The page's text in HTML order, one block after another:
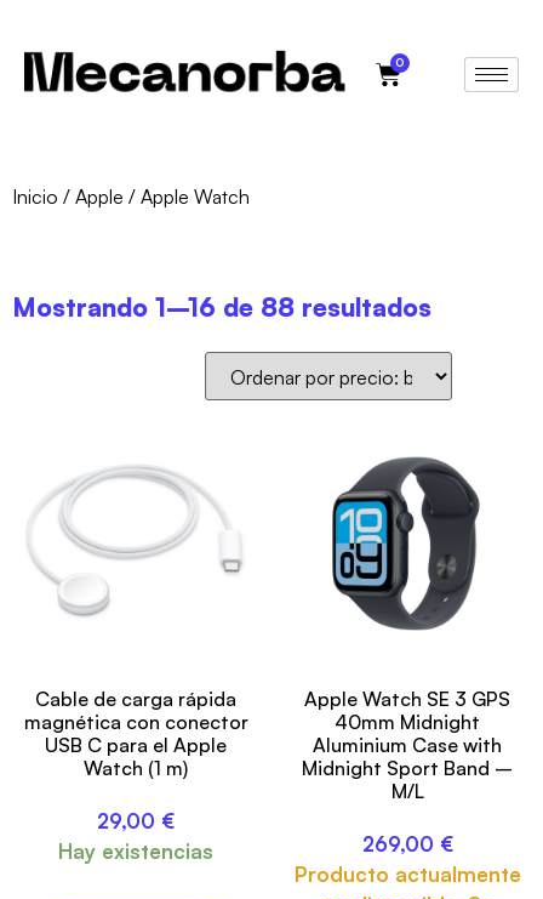
0
Inicio / Apple / Apple Watch
Mostrando 1–16 de 88 resultados
Cable de carga rápida
magnética con conector
USB C para el Apple
Watch (1 m)
29,00 €
Hay existencias
Apple Watch SE 3 GPS
40mm Midnight
Aluminium Case with
Midnight Sport Band –
M/L
269,00 €
Producto actualmente